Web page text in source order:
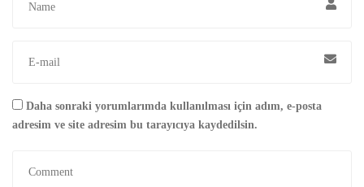
Daha sonraki yorumlarımda kullanılması için adım, e-posta
adresim ve site adresim bu tarayıcıya kaydedilsin.